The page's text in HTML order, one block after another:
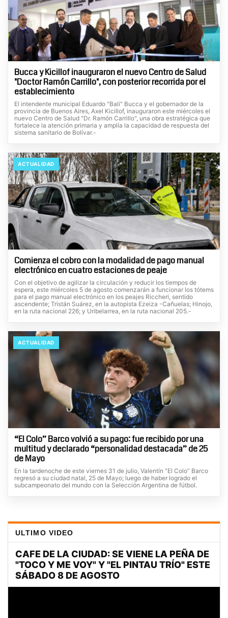
Bucca y Kicillof inauguraron el nuevo Centro de Salud
"Doctor Ramón Carrillo", con posterior recorrida por el
establecimiento
El intendente municipal Eduardo "Bali" Bucca y el gobernador de la
provincia de Buenos Aires, Axel Kicillof, inauguraron este miércoles el
nuevo Centro de Salud "Dr. Ramón Carrillo", una obra estratégica que
fortalece la atención primaria y amplía la capacidad de respuesta del
sistema sanitario de Bolívar.-
ACTUALIDAD
Comienza el cobro con la modalidad de pago manual
electrónico en cuatro estaciones de peaje
Con el objetivo de agilizar la circulación y reducir los tiempos de
espera, este miércoles 5 de agosto comenzarán a funcionar los tótems
para el pago manual electrónico en los peajes Riccheri, sentido
ascendente; Tristán Suárez, en la autopista Ezeiza -Cañuelas; Hinojo,
en la ruta nacional 226; y Uribelarrea, en la ruta nacional 205.-
ACTUALIDAD
“El Colo” Barco volvió a su pago: fue recibido por una
multitud y declarado “personalidad destacada” de 25
de Mayo
En la tardenoche de este viernes 31 de julio, Valentín “El Colo” Barco
regresó a su ciudad natal, 25 de Mayo; luego de haber logrado el
subcampeonato del mundo con la Selección Argentina de fútbol.
ULTIMO VIDEO